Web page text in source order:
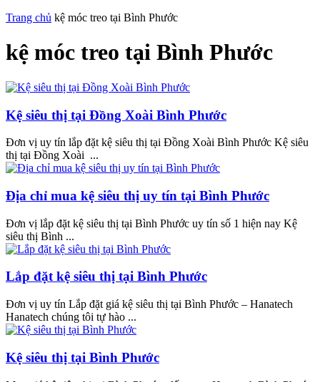
Trang chủ kệ móc treo tại Bình Phước
kệ móc treo tại Bình Phước
Kệ siêu thị tại Đồng Xoài Bình Phước
Đơn vị uy tín lắp đặt kệ siêu thị tại Đồng Xoài Bình Phước Kệ siêu
thị tại Đồng Xoài ...
Địa chỉ mua kệ siêu thị uy tín tại Bình Phước
Đơn vị lắp đặt kệ siêu thị tại Bình Phước uy tín số 1 hiện nay Kệ
siêu thị Bình ...
Lắp đặt kệ siêu thị tại Bình Phước
Đơn vị uy tín Lắp đặt giá kệ siêu thị tại Bình Phước – Hanatech
Hanatech chúng tôi tự hào ...
Kệ siêu thị tại Bình Phước